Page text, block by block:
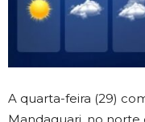
A quarta-feira (29)